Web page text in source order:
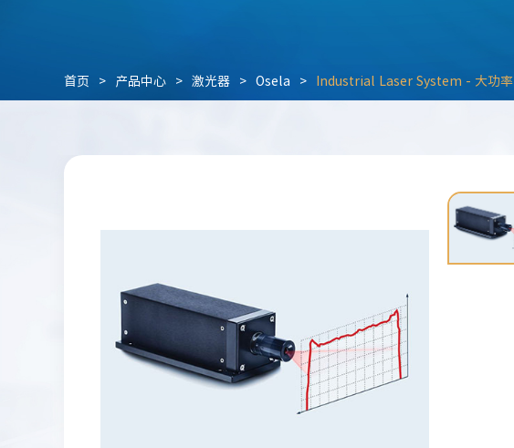
首页 > 产品中心 > 激光器 > Osela > Industrial Laser System - 大功率